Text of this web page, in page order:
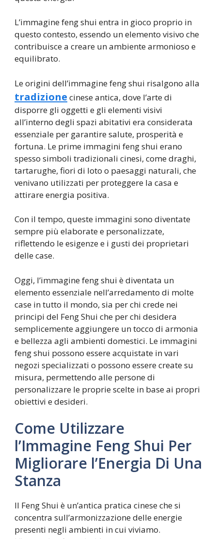
L’immagine feng shui entra in gioco proprio in
questo contesto, essendo un elemento visivo che
contribuisce a creare un ambiente armonioso e
equilibrato.
Le origini dell’immagine feng shui risalgono alla
tradizione cinese antica, dove l’arte di
disporre gli oggetti e gli elementi visivi
all’interno degli spazi abitativi era considerata
essenziale per garantire salute, prosperità e
fortuna. Le prime immagini feng shui erano
spesso simboli tradizionali cinesi, come draghi,
tartarughe, fiori di loto o paesaggi naturali, che
venivano utilizzati per proteggere la casa e
attirare energia positiva.
Con il tempo, queste immagini sono diventate
sempre più elaborate e personalizzate,
riflettendo le esigenze e i gusti dei proprietari
delle case.
Oggi, l’immagine feng shui è diventata un
elemento essenziale nell’arredamento di molte
case in tutto il mondo, sia per chi crede nei
principi del Feng Shui che per chi desidera
semplicemente aggiungere un tocco di armonia
e bellezza agli ambienti domestici. Le immagini
feng shui possono essere acquistate in vari
negozi specializzati o possono essere create su
misura, permettendo alle persone di
personalizzare le proprie scelte in base ai propri
obiettivi e desideri.
Come Utilizzare
l’Immagine Feng Shui Per
Migliorare l’Energia Di Una
Stanza
Il Feng Shui è un’antica pratica cinese che si
concentra sull’armonizzazione delle energie
presenti negli ambienti in cui viviamo.